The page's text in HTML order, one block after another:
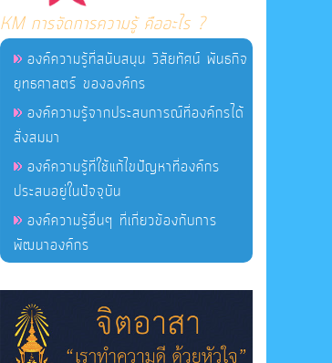
KM การจัดการความรู้ คืออะไร ?
องค์ความรู้ที่สนับสนุน วิสัยทัศน์ พันธกิจ
ยุทธศาสตร์ ขององค์กร
องค์ความรู้จากประสบการณ์ที่องค์กรได้
สั่งสมมา
องค์ความรู้ที่ใช้แก้ไขปัญหาที่องค์กร
ประสบอยู่ในปัจจุบัน
องค์ความรู้อื่นๆ ที่เกี่ยวข้องกับการ
พัฒนาองค์กร